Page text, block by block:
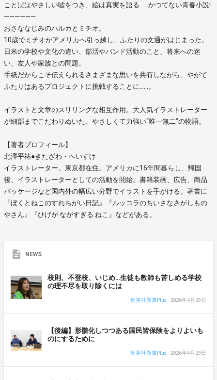
ことばはやさしい嘘をつき、絵は真実を語る……かつてない青春小説!
――――――
おさななじみのハルカとミチオ。
10歳でミチオがアメリカへ引っ越し、ふたりの文通がはじまった。
日米の学校や文化の違い、部活やバンド活動のこと、将来への迷
い、友人や家族との問題。
手紙だからこそ伝えられるさまざまな思いを共有しながら、やがて
ふたりはあるプロジェクトに挑戦することに……。
イラストと文章のスリリングな相互作用。大人気イラストレーター
が細部までこだわりぬいた、やさしくて力強い“唯一無二”の物語。
【著者プロフィール】
北澤平祐●きたざわ・へいすけ
イラストレーター。東京都在住。アメリカに16年間暮らし、帰国
後、イラストレーターとしての活動を開始。書籍装画、広告、商品
パッケージなど国内外の幅広い分野でイラストを手がける。著書に
『ぼくとねこのすれちがい日記』『ルッコラのちいさなさがしもの
やさん』『ひげが ながすぎる ねこ』などがある。
NEWS
校則、不登校、いじめ…生徒も教師も苦しめる学校
の理不尽を取り除くには
集英社新書Plus 2026年4月29日
【後編】形骸化しつつある国民皆保険をよりよいも
のにするために
集英社新書Plus 2026年4月29日